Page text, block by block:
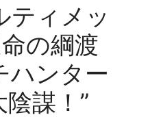
ティメッ
の綱渡
ハンター
謀！”